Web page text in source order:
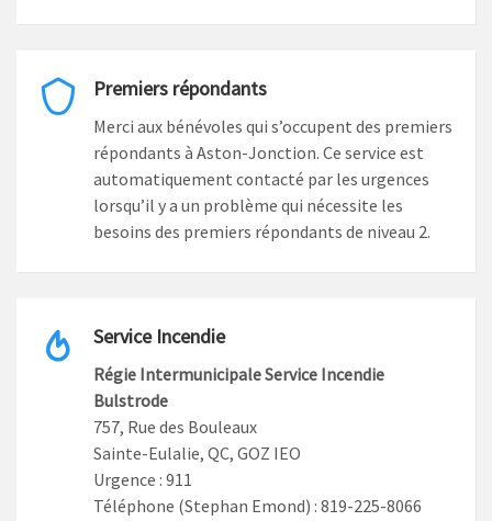
Premiers répondants
Merci aux bénévoles qui s’occupent des premiers
répondants à Aston-Jonction. Ce service est
automatiquement contacté par les urgences
lorsqu’il y a un problème qui nécessite les
besoins des premiers répondants de niveau 2.
Service Incendie
Régie Intermunicipale Service Incendie
Bulstrode
757, Rue des Bouleaux
Sainte-Eulalie, QC, GOZ IEO
Urgence : 911
Téléphone (Stephan Emond) : 819-225-8066